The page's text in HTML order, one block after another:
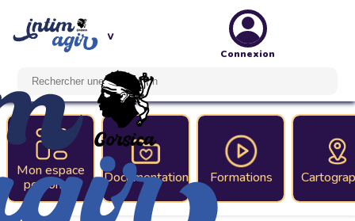
Connexion
Mon espace
personnel
Documentation Formations